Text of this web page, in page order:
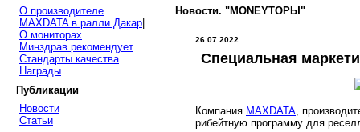
О производителе
MAXDATA в ралли Дакар
О мониторах
Минздрав рекомендует
Стандарты качества
Награды
Публикации
Новости
Статьи
Новости. "MONEYТОРЫ"
26.07.2022
Специальная
Компания MAXDATA ,
рибейтную программу для